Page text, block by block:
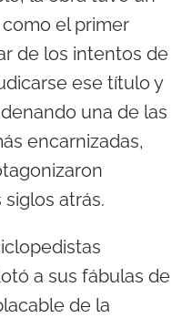
el primer
de los intentos de
ese título y
una de las
encarnizadas,
atrás.
a sus fábulas de
de la